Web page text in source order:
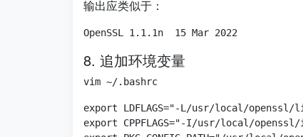
输出应类似于：
8. 追加环境变量
export LDFLAGS="-L/usr/local/openssl/
export CPPFLAGS="-I/usr/local/